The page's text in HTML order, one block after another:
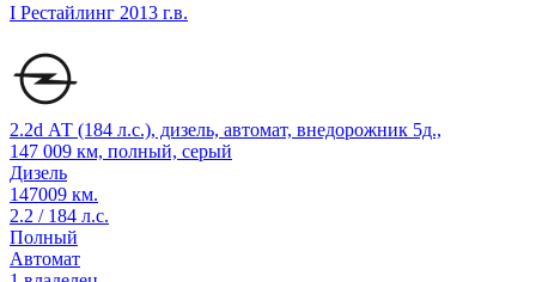
I Рестайлинг 2013 г.в.
2.2d АТ (184 л.с.), дизель, автомат, внедорожник 5д.,
147 009 км, полный, серый
Дизель
147009 км.
2.2 / 184 л.с.
Полный
Автомат